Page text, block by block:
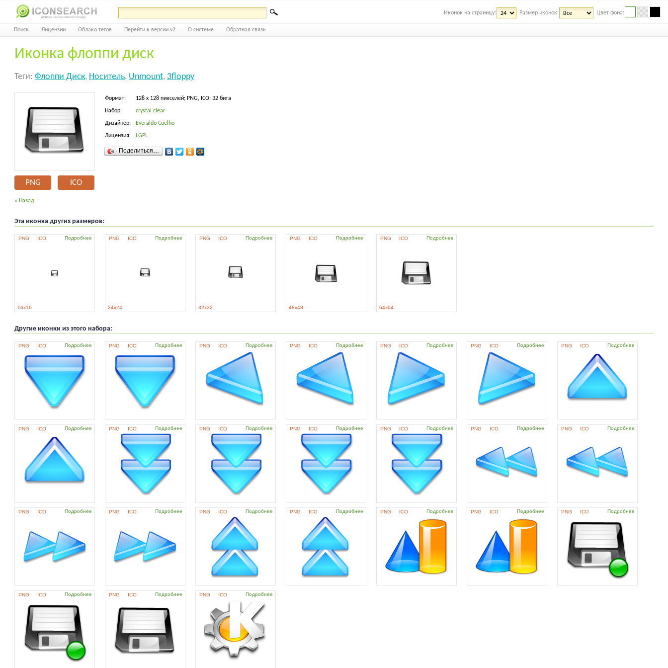
Иконок на страницу: Размер иконок: Цвет фона:
Поиск Лицензии Облако тегов Перейти к версии v2 О системе Обратная связь
Иконка флоппи диск
Теги: Флоппи Диск, Носитель, Unmount, 3floppy
PNG ICO
Формат: 128 x 128 пикселей; PNG, ICO; 32 бита
Набор: crystal clear
Дизайнер: Everaldo Coelho
Лицензия: LGPL
Поделиться…
« Назад
Эта иконка других размеров:
PNG ICO Подробнее
16x16
PNG ICO Подробнее
24x24
PNG ICO Подробнее
32x32
PNG ICO Подробнее
48x48
PNG ICO Подробнее
64x64
Другие иконки из этого набора:
PNG ICO Подробнее PNG ICO Подробнее PNG ICO Подробнее PNG ICO Подробнее PNG ICO Подробнее PNG ICO Подробнее PNG ICO Подробнее
PNG ICO Подробнее PNG ICO Подробнее PNG ICO Подробнее PNG ICO Подробнее PNG ICO Подробнее PNG ICO Подробнее PNG ICO Подробнее
PNG ICO Подробнее PNG ICO Подробнее PNG ICO Подробнее PNG ICO Подробнее PNG ICO Подробнее PNG ICO Подробнее PNG ICO Подробнее
PNG ICO Подробнее PNG ICO Подробнее PNG ICO Подробнее